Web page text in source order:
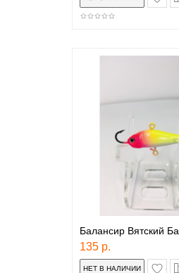
Балансир Вятский
135 р.
в